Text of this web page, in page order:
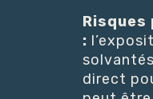
Risques
:
direct